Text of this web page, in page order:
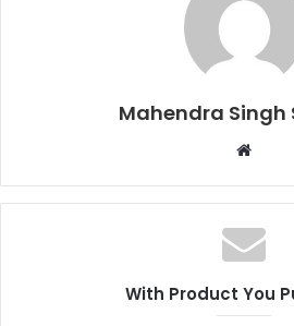
Mahendra Singh
With Product You